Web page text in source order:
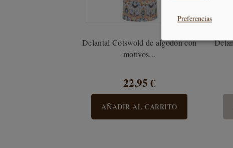
Delantal Cotswold de algodón con
motivos...
22,95 €
AÑADIR AL CARRITO
Preferencias